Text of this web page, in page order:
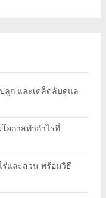
ลูก และเคล็ดลับดูแล
อกาสทำกำไรที่
และสวน พร้อมวิธี